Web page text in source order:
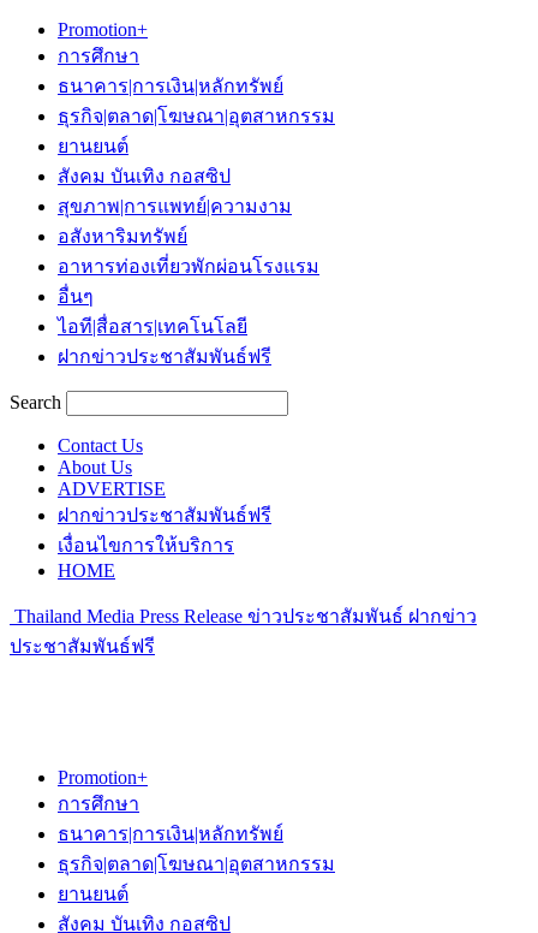
Promotion+
การศึกษา
ธนาคาร|การเงิน|หลักทรัพย์
ธุรกิจ|ตลาด|โฆษณา|อุตสาหกรรม
ยานยนต์
สังคม บันเทิง กอสซิป
สุขภาพ|การแพทย์|ความงาม
อสังหาริมทรัพย์
อาหารท่องเที่ยวพักผ่อนโรงแรม
อื่นๆ
ไอที|สื่อสาร|เทคโนโลยี
ฝากข่าวประชาสัมพันธ์ฟรี
Search
Contact Us
About Us
ADVERTISE
ฝากข่าวประชาสัมพันธ์ฟรี
เงื่อนไขการให้บริการ
HOME
Thailand Media Press Release ข่าวประชาสัมพันธ์ ฝากข่าว
ประชาสัมพันธ์ฟรี
Promotion+
การศึกษา
ธนาคาร|การเงิน|หลักทรัพย์
ธุรกิจ|ตลาด|โฆษณา|อุตสาหกรรม
ยานยนต์
สังคม บันเทิง กอสซิป